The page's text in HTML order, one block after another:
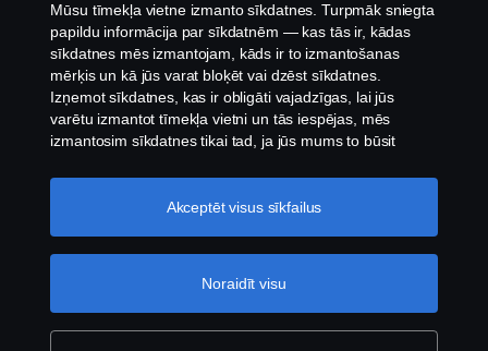
Sīkfailu politika
Sīkdatņu iestatījumi
© Autortiesības Scania 2026. Visas tiesības
Mūsu tīmekļa vietne izmanto sīkdatnes. Turpmāk sniegta
papildu informācija par sīkdatnēm — kas tās ir, kādas
sīkdatnes mēs izmantojam, kāds ir to izmantošanas
mērķis un kā jūs varat bloķēt vai dzēst sīkdatnes.
Izņemot sīkdatnes, kas ir obligāti vajadzīgas, lai jūs
varētu izmantot tīmekļa vietni un tās iespējas, mēs
izmantosim sīkdatnes tikai tad, ja jūs mums to būsit
Noraidīt visu
Akceptēt visus sīkfailus